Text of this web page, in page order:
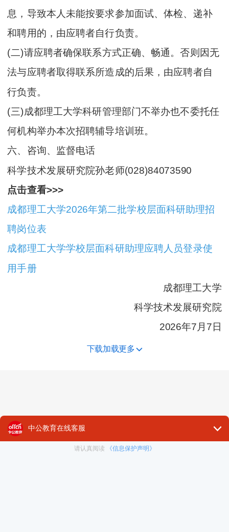
息，导致本人未能按要求参加面试、体检、递补
和聘用的，由应聘者自行负责。
(二)请应聘者确保联系方式正确、畅通。否则因无
法与应聘者取得联系所造成的后果，由应聘者自
行负责。
(三)成都理工大学科研管理部门不举办也不委托任
何机构举办本次招聘辅导培训班。
六、咨询、监督电话
科学技术发展研究院孙老师(028)84073590
点击查看>>>
成都理工大学2026年第二批学校层面科研助理招
聘岗位表
成都理工大学学校层面科研助理应聘人员登录使
用手册
成都理工大学
科学技术发展研究院
2026年7月7日
下载加载更多